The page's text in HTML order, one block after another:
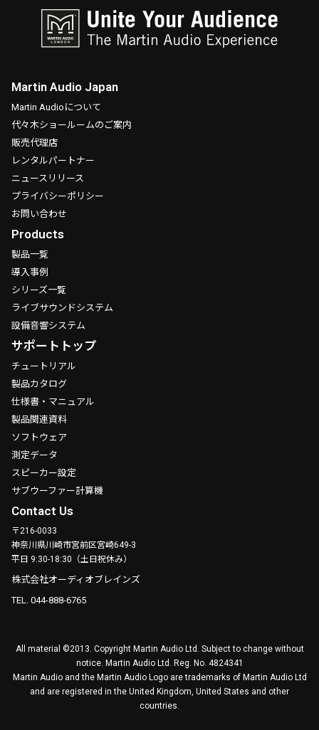
Martin Audio Japan
Martin Audioについて
代々木ショールームのご案内
販売代理店
レンタルパートナー
ニュースリリース
プライバシーポリシー
お問い合わせ
Products
製品一覧
導入事例
シリーズ一覧
ライブサウンドシステム
設備音響システム
サポートトップ
チュートリアル
製品カタログ
仕様書・マニュアル
製品関連資料
ソフトウェア
測定データ
スピーカー設定
サブウーファー計算機
Contact Us
〒216-0033
神奈川県川崎市宮前区宮崎649-3
平日 9:30-18:30（土日祝休み）
株式会社オーディオブレインズ
TEL. 044-888-6765
All material ©2013. Copyright Martin Audio Ltd. Subject to change without
notice. Martin Audio Ltd. Reg. No. 4824341
Martin Audio and the Martin Audio Logo are trademarks of Martin Audio Ltd
and are registered in the United Kingdom, United States and other
countries.